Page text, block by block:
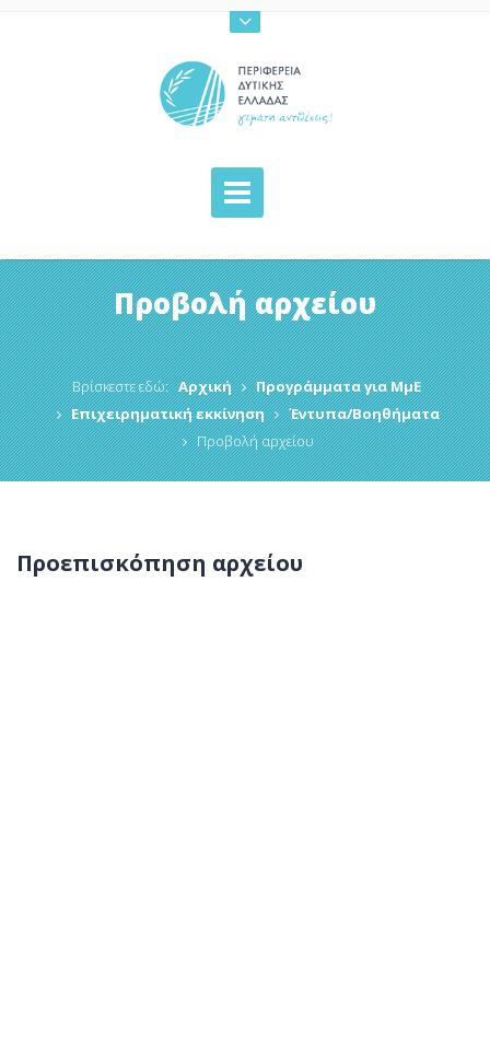
Προβολή αρχείου
Βρίσκεστε εδώ: Αρχική
Προγράμματα για ΜμΕ
Επιχειρηματική εκκίνηση
Έντυπα/Βοηθήματα
Προβολή αρχείου
Προεπισκόπηση αρχείου